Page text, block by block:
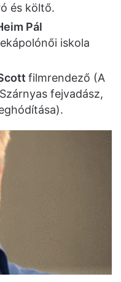
és költő.
Pál
iskola
filmrendező (A
fejvadász,